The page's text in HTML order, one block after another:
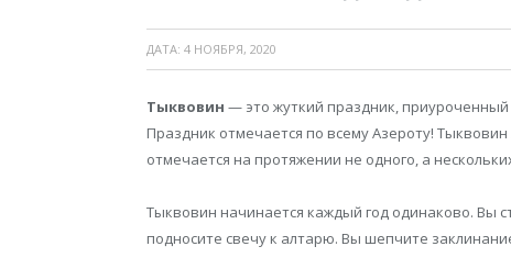
ДАТА: 4 НОЯБРЯ, 2020
Тыквовин — это жуткий праздник,
Праздник отмечается по всему Азероту!
отмечается на протяжении не одного, а
Тыквовин начинается каждый год одинаково. Вы
подносите свечу к алтарю. Вы шепчите